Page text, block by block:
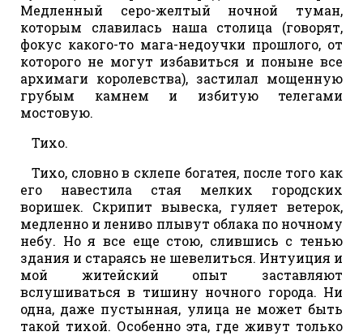
Медленный серо-желтый ночной туман,
которым славилась наша столица (говорят,
фокус какого-то мага-недоучки прошлого, от
которого не могут избавиться и поныне все
архимаги королевства), застилал мощенную
грубым камнем и избитую телегами
мостовую.
Тихо.
Тихо, словно в склепе богатея, после того как
его навестила стая мелких городских
воришек. Скрипит вывеска, гуляет ветерок,
медленно и лениво плывут облака по ночному
небу. Но я все еще стою, слившись с тенью
здания и стараясь не шевелиться. Интуиция и
мой житейский опыт заставляют
вслушиваться в тишину ночного города. Ни
одна, даже пустынная, улица не может быть
такой тихой. Особенно эта, где живут только